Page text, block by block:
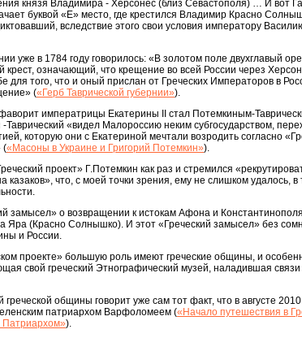
князя Владимира - Херсонес (близ Севастополя) … И вот
буквой «Е» место, где крестился Владимир Красно
вследствие этого свои условия императору
уже в 1784 году говорилось: «В золотом поле двухглавый
крест, означающий, что крещение во всей России через
для того, что и оный прислан от Греческих Императоров в
(«Герб Таврической губернии»).
императрицы Екатерины II стал Потемкиным-
Таврический «видел Малороссию неким субгосударством,
которую они с Екатериной мечтали возродить согласно
(«Масоны в Украине и Григорий Потемкин»).
проект» Г.Потемкин как раз и стремился
казаков», что, с моей точки зрения, ему не слишком удалось,
замысел» о возвращении к истокам Афона и
Яра (Красно Солнышко). И этот «Греческий замысел» без
и России.
проекте» большую роль имеют греческие общины, и
свой греческий Этнографический музей, наладившая связи
общины говорит уже сам тот факт, что в августе
патриархом Варфоломеем («Начало путешествия в
Патриархом»).